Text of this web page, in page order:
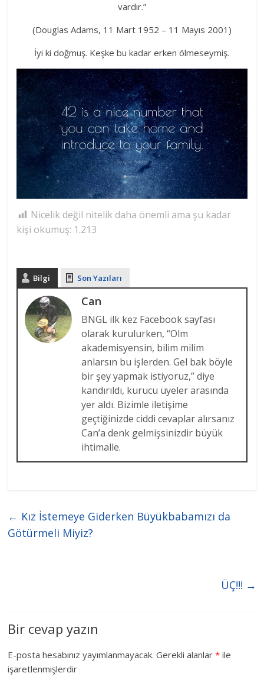
vardır.”
(Douglas Adams, 11 Mart 1952 – 11 Mayıs 2001)
İyi ki doğmuş. Keşke bu kadar erken ölmeseymiş.
Nicelik değil nitelik daha önemli ama şu kadar
kişi okumuş: 1.213
Bilgi Son Yazıları
Can
BNGL ilk kez Facebook sayfası
olarak kurulurken, “Olm
akademisyensin, bilim milim
anlarsın bu işlerden. Gel bak böyle
bir şey yapmak istiyoruz,” diye
kandırıldı, kurucu üyeler arasında
yer aldı. Bizimle iletişime
geçtiğinizde ciddi cevaplar alırsanız
Can’a denk gelmişsinizdir büyük
ihtimalle.
← Kız İstemeye Giderken Büyükbabamızı da
Götürmeli Miyiz?
ÜÇ!!! →
Bir cevap yazın
E-posta hesabınız yayımlanmayacak. Gerekli alanlar* ile
işaretlenmişlerdir